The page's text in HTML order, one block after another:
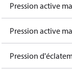
Pression active
Pression active
Pression